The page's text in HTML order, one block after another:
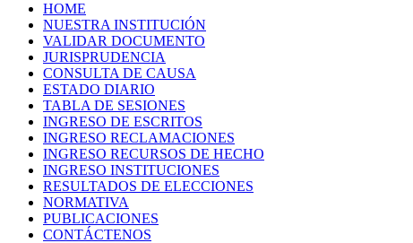
HOME
NUESTRA INSTITUCIÓN
VALIDAR DOCUMENTO
JURISPRUDENCIA
CONSULTA DE CAUSA
ESTADO DIARIO
TABLA DE SESIONES
INGRESO DE ESCRITOS
INGRESO RECLAMACIONES
INGRESO RECURSOS DE HECHO
INGRESO INSTITUCIONES
RESULTADOS DE ELECCIONES
NORMATIVA
PUBLICACIONES
CONTÁCTENOS